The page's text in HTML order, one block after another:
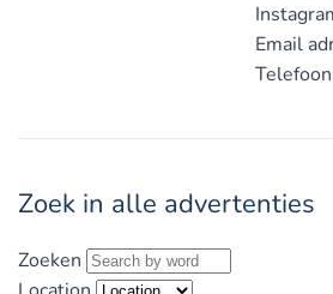
Email
Zoek in alle advertenties
Zoeken